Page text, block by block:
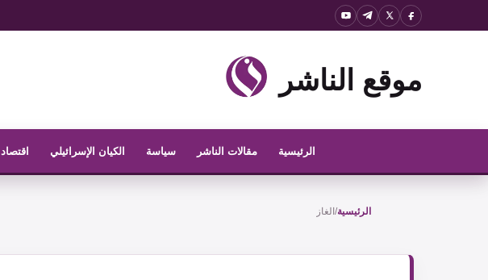
موقع الناشر
الرئيسية مقالات الناشر سياسة الكيان الإسرائيلي اقتصاد
الرئيسية/الغاز